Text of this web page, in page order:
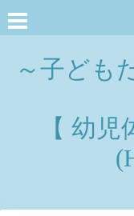
～子ども
【 幼